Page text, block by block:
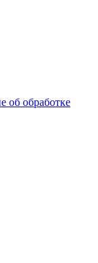
об обработке